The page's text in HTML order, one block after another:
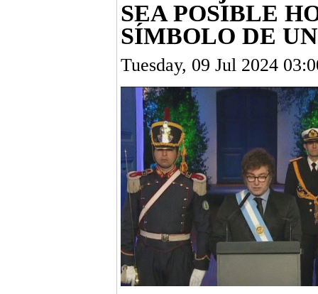
SEA POSIBLE
SÍMBOLO DE
Tuesday, 09 Jul 2024